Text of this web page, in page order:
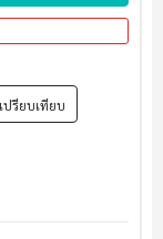
ปรียบเทียบ